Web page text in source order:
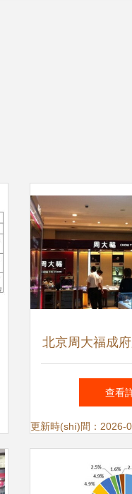
北京周大福成
(lián)店 黃金
(dòng)與
查看
更新時(shí)間：2026-